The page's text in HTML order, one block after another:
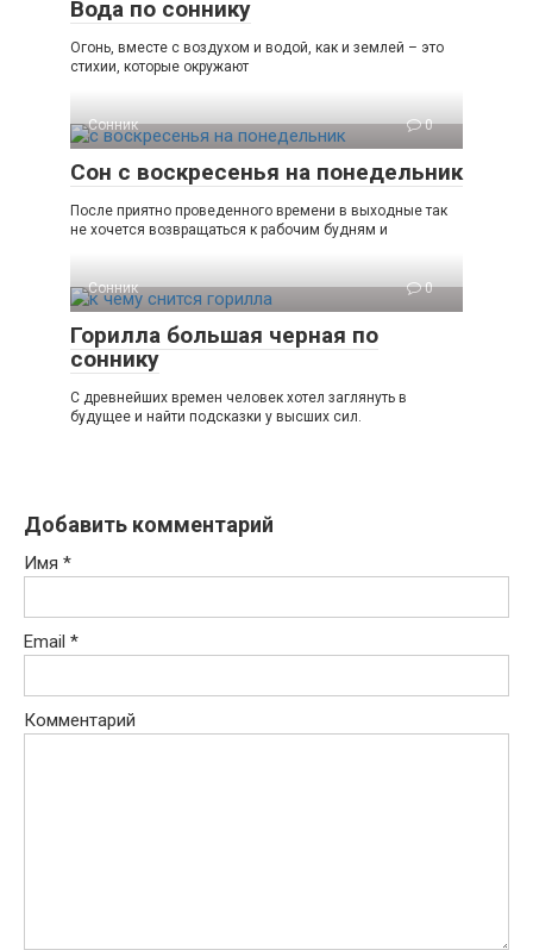
Вода по соннику
Огонь, вместе с воздухом и водой, как и землей – это
стихии, которые окружают
Сонник 0
Сон с воскресенья на понедельник
После приятно проведенного времени в выходные так
не хочется возвращаться к рабочим будням и
Сонник 0
Горилла большая черная по
соннику
С древнейших времен человек хотел заглянуть в
будущее и найти подсказки у высших сил.
Добавить комментарий
Имя *
Email *
Комментарий